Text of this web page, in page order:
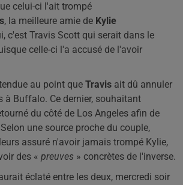
celui-ci l'ait trompé
, la meilleure amie de Kylie
c'est Travis Scott qui serait dans le
celle-ci l'a accusé de l'avoir
au point que Travis ait dû annuler
à Buffalo. Ce dernier, souhaitant
du côté de Los Angeles afin de
une source proche du couple,
assuré n'avoir jamais trompé Kylie,
des « preuves » concrètes de l'inverse.
éclaté entre les deux, mercredi soir